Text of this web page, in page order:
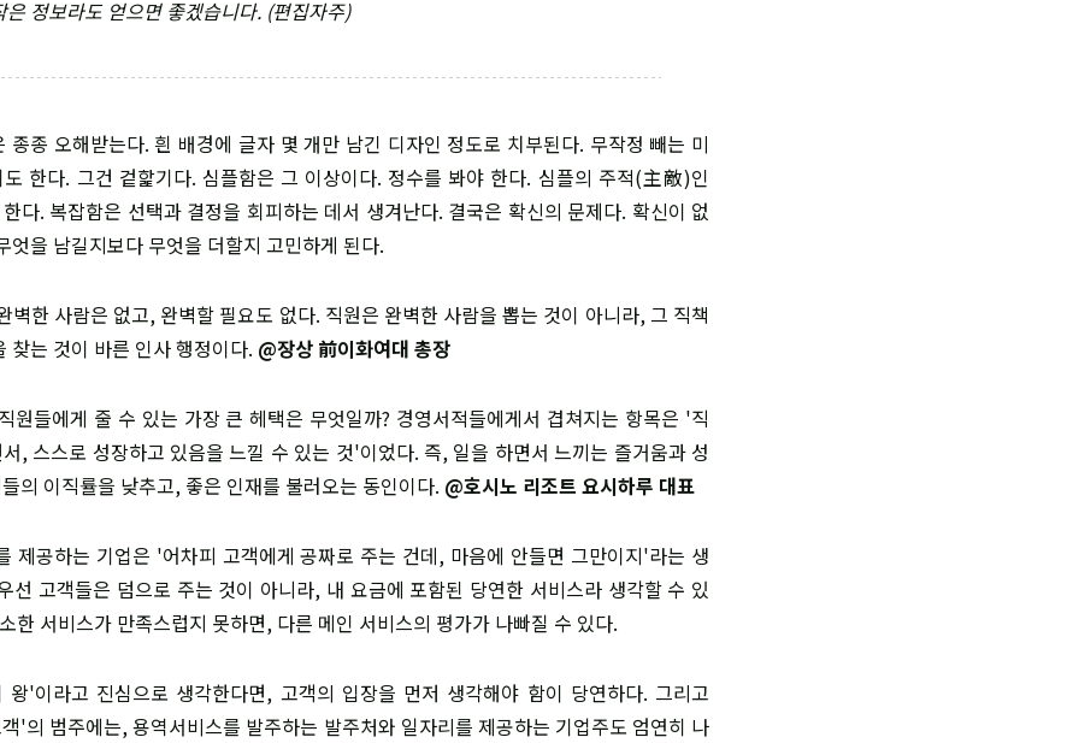
정보라도 얻으면 좋겠습니다. (편집자주)
종종 오해받는다. 흰 배경에 글자 몇 개만 남긴 디자인 정도로 치부된다. 무작정 빼는 미
한다. 그건 겉핥기다. 심플함은 그 이상이다. 정수를 봐야 한다. 심플의 주적(主敵)인
다. 복잡함은 선택과 결정을 회피하는 데서 생겨난다. 결국은 확신의 문제다. 확신이 없
엇을 남길지보다 무엇을 더할지 고민하게 된다.
벽한 사람은 없고, 완벽할 필요도 없다. 직원은 완벽한 사람을 뽑는 것이 아니라, 그 직책
찾는 것이 바른 인사 행정이다. @장상 前이화여대 총장
원들에게 줄 수 있는 가장 큰 헤택은 무엇일까? 경영서적들에게서 겹쳐지는 항목은 '직
, 스스로 성장하고 있음을 느낄 수 있는 것'이었다. 즉, 일을 하면서 느끼는 즐거움과 성
의 이직률을 낮추고, 좋은 인재를 불러오는 동인이다. @호시노 리조트 요시하루 대표
제공하는 기업은 '어차피 고객에게 공짜로 주는 건데, 마음에 안들면 그만이지'라는 생
선 고객들은 덤으로 주는 것이 아니라, 내 요금에 포함된 당연한 서비스라 생각할 수 있
한 서비스가 만족스럽지 못하면, 다른 메인 서비스의 평가가 나빠질 수 있다.
'이라고 진심으로 생각한다면, 고객의 입장을 먼저 생각해야 함이 당연하다. 그리고
'의 범주에는, 용역서비스를 발주하는 발주처와 일자리를 제공하는 기업주도 엄연히 나